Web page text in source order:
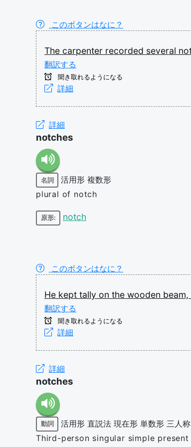
このボタンはなに？
The carpenter recorded several
翻訳する
聞き取れるようになる
詳細
詳細
notches
名詞 活用形 複数形
plural of notch
原形: notch
このボタンはなに？
He kept tally on the wooden beam,
翻訳する
聞き取れるようになる
詳細
詳細
notches
動詞 活用形 直説法 現在形 単数形 三人称
Third-person singular simple